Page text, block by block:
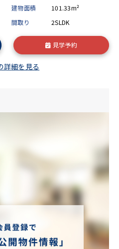
建物面積
101.33m²
間取り 2SLDK
見学予約
詳細を見る